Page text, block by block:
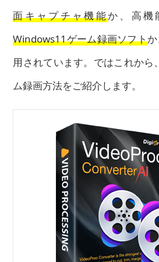
面キャプチャ機能か、高機
Windows11ゲーム録画ソフト
用されています。ではこれか
ム録画方法をご紹介します。